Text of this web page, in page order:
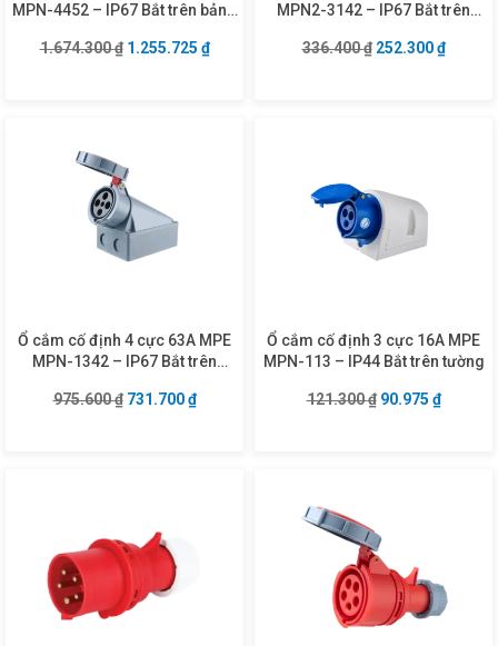
MPN-4452 – IP67 Bắt trên bảng
1.674.300₫ Giá gốc là: 1.674.300 ₫.
1.255.725 ₫Giá hiện tại là: 1.255.725 ₫.
MPN2-3142 – IP67 Bắt trên
336.400₫ Giá gốc là:
252.300₫Giá
Ổ cắm cố định 4 cực 63A MPE
MPN-1342 – IP67 Bắt trên
975.600₫ Giá gốc là: 975.600 ₫.
731.700₫Giá hiện tại là: 731.700 ₫.
Ổ cắm cố định 3 cực 16A MPE
MPN-113 – IP44 Bắt trên tường
121.300₫ Giá gốc là:
90.975 ₫Giá